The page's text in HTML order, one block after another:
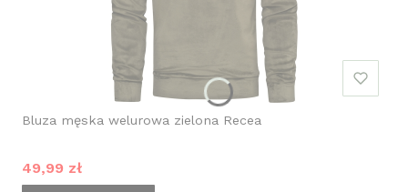
Bluza męska welurowa zielona Recea
Cena promocyjna
49,99 zł